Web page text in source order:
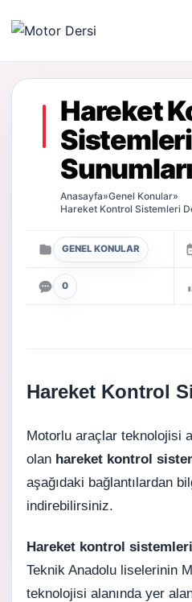
Motor Dersi
Hareket
Sunumları
Anasayfa»Genel Konular»
Hareket Kontrol Sistemleri
GENEL KONULAR
0
Hareket Kontrol
Motorlu araçlar teknolojisi
olan hareket kontrol
aşağıdaki bağlantılardan
indirebilirsiniz.
Hareket kontrol
Teknik Anadolu liselerinin
teknolojisi alanında yer